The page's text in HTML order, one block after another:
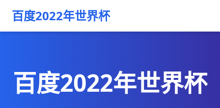
百度2022年世界杯
百度2022年世界杯